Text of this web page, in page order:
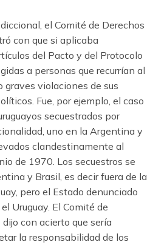
el Comité de Derechos
con que si aplicaba
del Pacto y del Protocolo
a personas que recurrían al
graves violaciones de sus
Fue, por ejemplo, el caso
secuestrados por
uno en la Argentina y
clandestinamente al
de 1970. Los secuestros se
y Brasil, es decir fuera de la
pero el Estado denunciado
Uruguay. El Comité de
con acierto que sería
la responsabilidad de los